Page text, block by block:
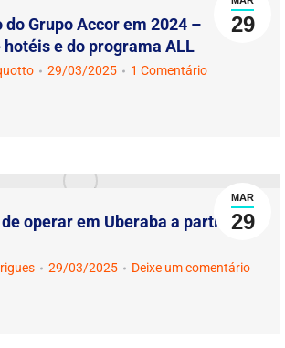
29
Grupo Accor em 2024 –
hotéis e do programa ALL
29/03/2025 1 Comentário
MAR
29
operar em Uberaba a partir de
29/03/2025 Deixe um comentário